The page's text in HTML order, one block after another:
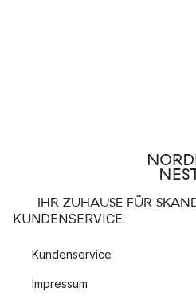
IHR ZUHAUSE FÜR
KUNDENSERVICE
Kundenservice
Impressum